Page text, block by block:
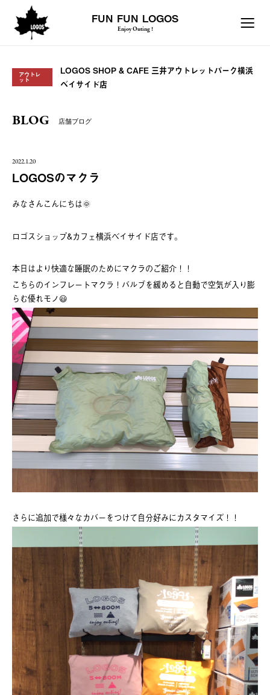
FUN FUN LOGOS
Enjoy Outing !
アウトレ
ット
LOGOS SHOP & CAFE 三井アウトレットパーク横浜
ベイサイド店
BLOG 店舗ブログ
2022.1.20
LOGOSのマクラ
みなさんこんにちは🌞
ロゴスショップ&カフェ横浜ベイサイド店です。
本日はより快適な睡眠のためにマクラのご紹介！！
こちらのインフレートマクラ！バルブを緩めると自動で空気が入り膨
らむ優れモノ😃
さらに追加で様々なカバーをつけて自分好みにカスタマイズ！！